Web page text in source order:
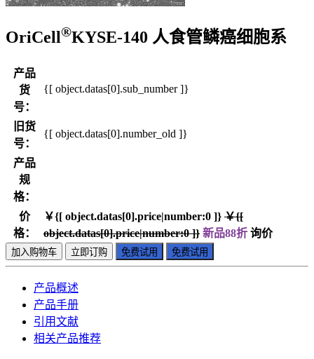
OriCell®KYSE-140 人食管鳞癌细胞系
产品
货
号：
{[ object.datas[0].sub_number ]}
旧货
号：
{[ object.datas[0].number_old ]}
产品
规
格：
价
格：
￥{[ object.datas[0].price|number:0 ]} ￥{[
object.datas[0].price|number:0 ]} 新品88折 询价
加入购物车 立即订购 免费试用 免费试用
产品概述
产品手册
引用文献
相关产品推荐